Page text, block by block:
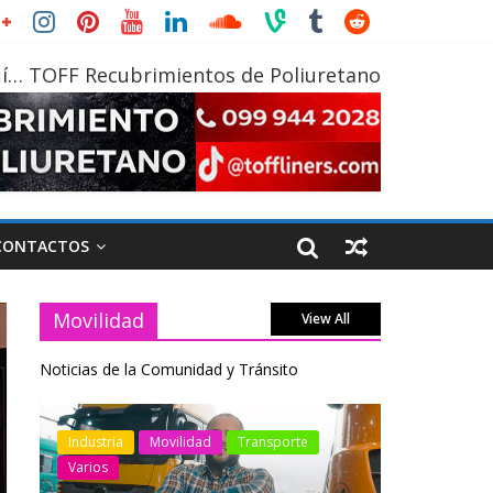
TOFF Recubrimientos de Poliuretano
Movilidad View All
Noticias de la Comunidad y Tránsito
Industria Movilidad
Transporte
Varios